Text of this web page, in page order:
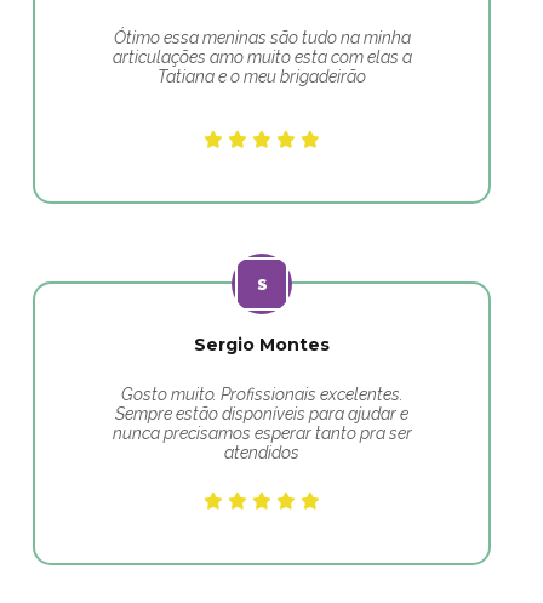
Ótimo essa meninas são tudo na minha
articulações amo muito esta com elas a
Tatiana e o meu brigadeirão
Sergio Montes
Gosto muito. Profissionais excelentes.
Sempre estão disponíveis para ajudar e
nunca precisamos esperar tanto pra ser
atendidos